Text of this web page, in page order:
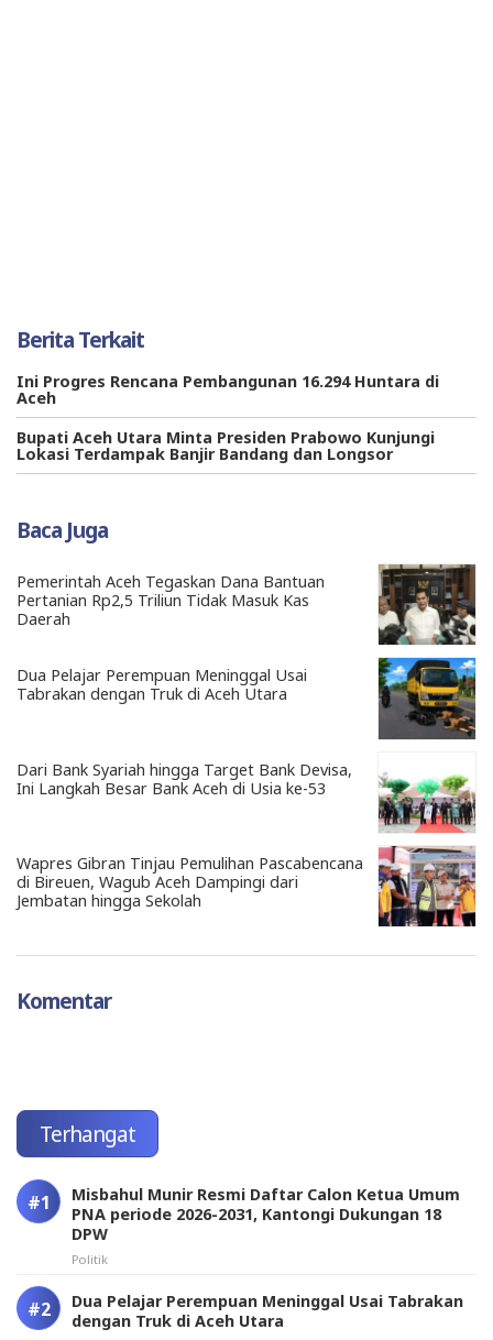
Berita Terkait
Ini Progres Rencana Pembangunan 16.294 Huntara di
Aceh
Bupati Aceh Utara Minta Presiden Prabowo Kunjungi
Lokasi Terdampak Banjir Bandang dan Longsor
Baca Juga
Pemerintah Aceh Tegaskan Dana Bantuan
Pertanian Rp2,5 Triliun Tidak Masuk Kas
Daerah
Dua Pelajar Perempuan Meninggal Usai
Tabrakan dengan Truk di Aceh Utara
Dari Bank Syariah hingga Target Bank Devisa,
Ini Langkah Besar Bank Aceh di Usia ke-53
Wapres Gibran Tinjau Pemulihan Pascabencana
di Bireuen, Wagub Aceh Dampingi dari
Jembatan hingga Sekolah
Komentar
Terhangat
Misbahul Munir Resmi Daftar Calon Ketua Umum
PNA periode 2026-2031, Kantongi Dukungan 18
DPW
Politik
Dua Pelajar Perempuan Meninggal Usai Tabrakan
dengan Truk di Aceh Utara